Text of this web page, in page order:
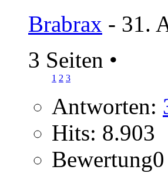
Brabrax - 31.
3 Seiten •
1 2 3
Antworten:
Hits: 8.903